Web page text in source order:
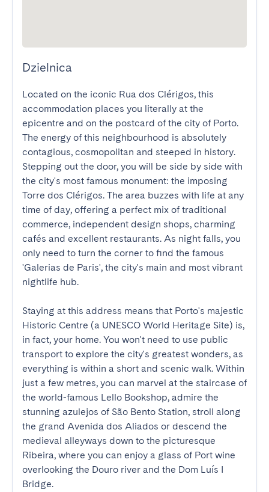
Dzielnica
Located on the iconic Rua dos Clérigos, this
accommodation places you literally at the
epicentre and on the postcard of the city of Porto.
The energy of this neighbourhood is absolutely
contagious, cosmopolitan and steeped in history.
Stepping out the door, you will be side by side with
the city's most famous monument: the imposing
Torre dos Clérigos. The area buzzes with life at any
time of day, offering a perfect mix of traditional
commerce, independent design shops, charming
cafés and excellent restaurants. As night falls, you
only need to turn the corner to find the famous
'Galerias de Paris', the city's main and most vibrant
nightlife hub.
Staying at this address means that Porto's majestic
Historic Centre (a UNESCO World Heritage Site) is,
in fact, your home. You won't need to use public
transport to explore the city's greatest wonders, as
everything is within a short and scenic walk. Within
just a few metres, you can marvel at the staircase of
the world-famous Lello Bookshop, admire the
stunning azulejos of São Bento Station, stroll along
the grand Avenida dos Aliados or descend the
medieval alleyways down to the picturesque
Ribeira, where you can enjoy a glass of Port wine
overlooking the Douro river and the Dom Luís I
Bridge.